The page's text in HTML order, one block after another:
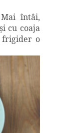
întâi,
cu coaja
frigider o